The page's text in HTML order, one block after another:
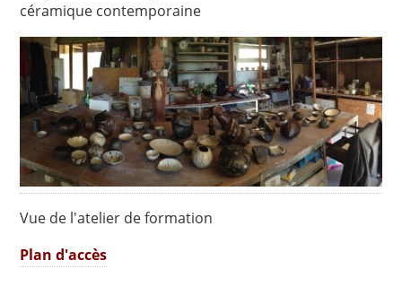
céramique contemporaine
Vue de l'atelier de formation
Plan d'accès